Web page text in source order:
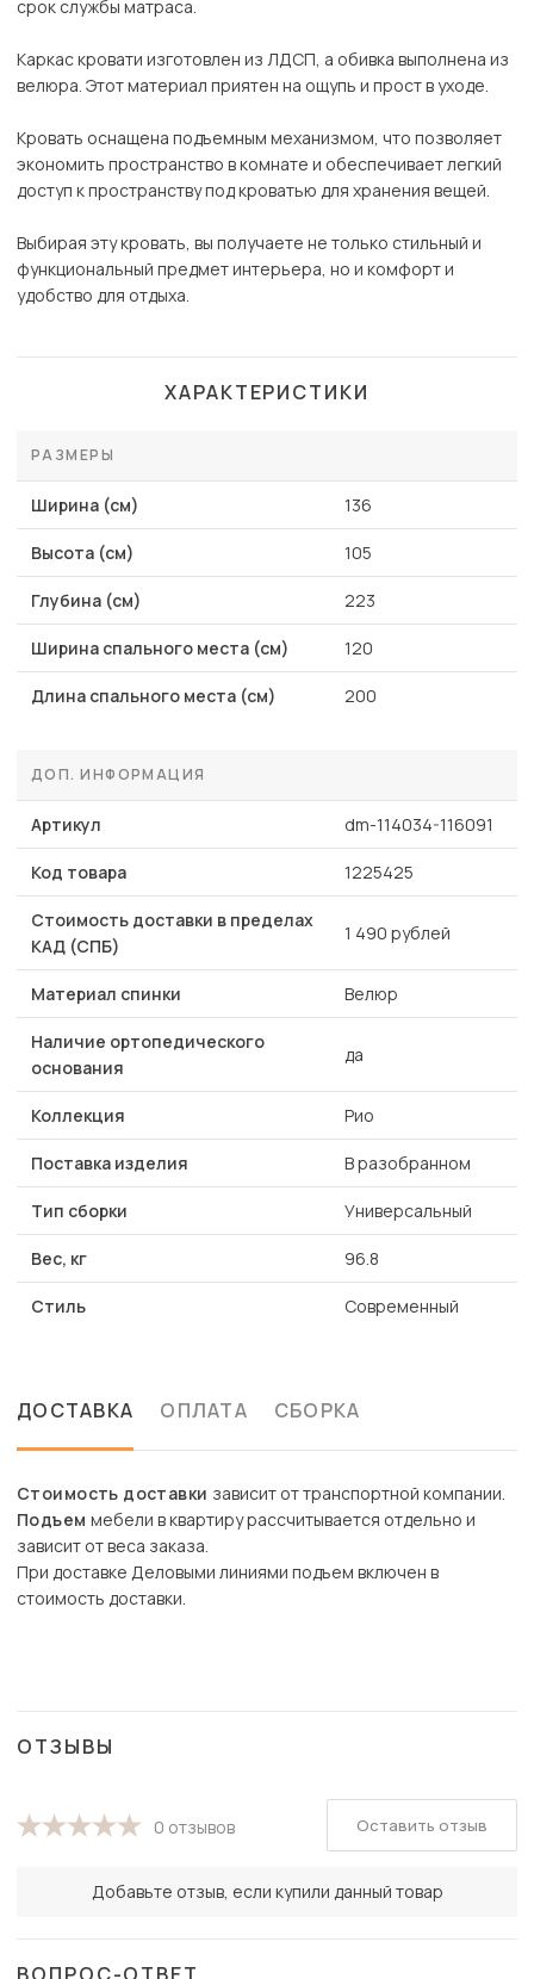
срок службы матраса.
Каркас кровати изготовлен из ЛДСП, а обивка выполнена из
велюра. Этот материал приятен на ощупь и прост в уходе.
Кровать оснащена подъемным механизмом, что позволяет
экономить пространство в комнате и обеспечивает легкий
доступ к пространству под кроватью для хранения вещей.
Выбирая эту кровать, вы получаете не только стильный и
функциональный предмет интерьера, но и комфорт и
удобство для отдыха.
ХАРАКТЕРИСТИКИ
РАЗМЕРЫ
Ширина (см) 136
Высота (см) 105
Глубина (см) 223
Ширина спального места (см) 120
Длина спального места (см) 200
ДОП. ИНФОРМАЦИЯ
Артикул dm-114034-116091
Код товара 1225425
Стоимость доставки в пределах
КАД (СПБ)
1 490 рублей
Материал спинки Велюр
Наличие ортопедического
основания
да
Коллекция Рио
Поставка изделия В разобранном
Тип сборки Универсальный
Вес, кг 96.8
Стиль Современный
ДОСТАВКА ОПЛАТА СБОРКА
Стоимость доставки зависит от транспортной компании.
Подъем мебели в квартиру рассчитывается отдельно и
зависит от веса заказа.
При доставке Деловыми линиями подъем включен в
стоимость доставки.
ОТЗЫВЫ
0 отзывов
Добавьте отзыв, если купили данный товар
Оставить отзыв